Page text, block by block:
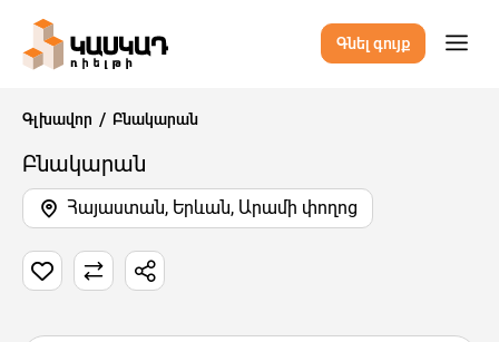
Գնել գույք
Գլխավոր Բնակարան
Բնակարան
Հայաստան, Երևան, Արամի փողոց